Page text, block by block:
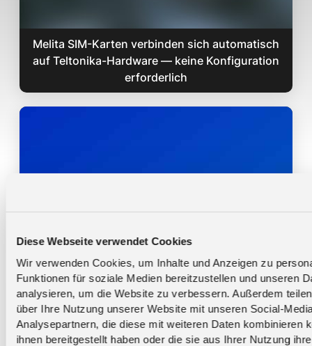
Diese Webseite verwendet Cookies
Wir verwenden Cookies, um Inhalte und Anzeigen zu
Funktionen für soziale Medien bereitzustellen und unseren
analysieren, um die Website zu verbessern. Außerdem
über Ihre Nutzung unserer Website mit unseren Social-
Analysepartnern, die diese mit weiteren Daten kombinieren
ihnen bereitgestellt haben oder die sie aus Ihrer Nutzung
Melita SIM-Karten verbinden sich automatisch
auf Teltonika-Hardware — keine Konfiguration
erforderlich
und vernetzten Geräte-Märkten